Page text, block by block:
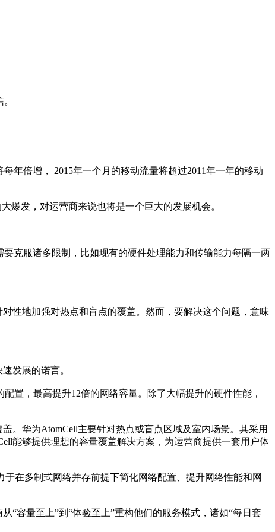
倍增， 2015年一个月的移动流量将超过2011年一年的移动
发，对运营商来说也将是一个巨大的发展机会。
克服诸多限制，比如现有的硬件处理能力和传输能力每隔一两
性地加强对热点和盲点的覆盖。然而，要解决这个问题，意味
发展的诺言。
置，最高提升12倍的网络容量。除了大幅提升的硬件性能，
华为AtomCell主要针对热点或盲点区域及室内场景。其采用
能够提供理想的容量覆盖解决方案，为运营商提供一套用户体
在多制式网络并存前提下简化网络配置、提升网络性能和网
容量至上”到“体验至上”重构他们的服务模式，诸如“每日套